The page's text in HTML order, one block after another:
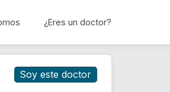
¿Eres un doctor?
Reservar cita
Soy este doctor